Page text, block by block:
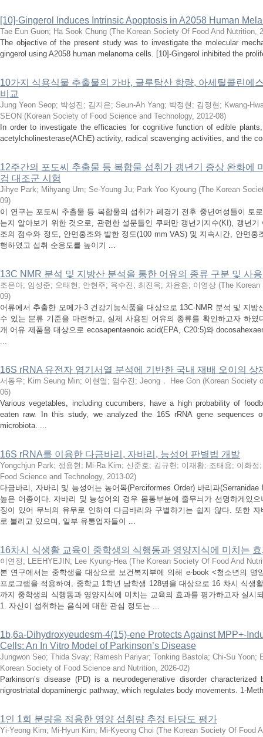
[10]-Gingerol Induces Intrinsic Apoptosis in A2058 Human
Tae Eun Guon; Ha Sook Chung (The Korean Society Of Food And Nutrition,
The objective of the present study was to investigate the molecular
gingerol using A2058 human melanoma cells. [10]-Gingerol inhibited the
10가지 식용식물 추출물의 가바, 글루탐산 함량, 아세틸콜린에
비교
Jung Yeon Seop; 박성진 ; 김지은; Seun-Ah Yang; 박정현 ; 김정현 ; Kwang-
SEON (Korean Society of Food Science and Technology, 2012-08)
In order to investigate the efficacies for cognitive function of edible
acetylcholinesterase(AChE) activity, radical scavenging activities, and the
12주간의 포도씨 추출물 등 복합물 섭취가 갱년기 증상 완화에
검 대조군 시험
Jihye Park; Mihyang Um; Se-Young Ju; Park Yoo Kyoung (The Korean
09)
이 연구는 포도씨 추출물 등 복합물의 섭취가 폐경기 전후 중년여성들이 토
는지 알아보기 위한 것으로, 관련한 설문들인 쿠퍼만 갱년기지수(KI), 갱년
조의 점수와 정도, 안면홍조와 발한 정도(100 mm VAS) 및 지속시간, 안면
행하였고 섭취 순응도를 높이기 ...
13C NMR 분석 및 지방산 분석을 통한 어유의 종류 구분 및 사
조은아; 임성준; 오태헌 ; 안현주; 육수진 ; 최진욱; 차윤환; 이영상 (The Korean
09)
어류에서 추출한 오메가-3 건강기능식품을 대상으로 13C-NMR 분석 및 지
수 있는 분류 기준을 마련하고, 실제 사용된 어유의 종류를 확인하고자 하
개 어유 제품을 대상으로 ecosapentaenoic acid(EPA, C20:5)와
...
16S rRNA 유전자 염기서열 분석에 기반한 국내 재배 오이의 상
서동우; Kim Seung Min; 이현열 ; 염수진 ; Jeong， Hee Gon (Korean Society
06)
Various vegetables, including cucumbers, have a high probability of
eaten raw. In this study, we analyzed the 16S rRNA gene sequences
microbiota. ...
16S rRNA를 이용한 다금바리, 자바리, 능성어 판별법 개발
Yongchjun Park; 정용현 ; Mi-Ra Kim; 신준호; 김규헌 ; 이재황; 조태용; 이화정
Food Science and Technology, 2013-02)
다금바리, 자바리 및 능성어는 농어목(Perciformes Order) 바리과
높은 어종이다. 자바리 및 능성어의 경우 몸통부분에 줄무늬가 선명하게있
징이 있어 무늬의 유무로 인하여 다금바리와 구별하기는 쉽지 않다. 또한
로 불리고 있으며, 일부 유통업자들이 ...
16차시 식생활 교육이 중학생의 식행동과 영양지식에 미치는
이연정 ; LEEHYEJIN; Lee Kyung-Hea (The Korean Society Of Food And
본 연구에서는 중학생을 대상으로 보건복지부에 의해 e-book <청소년의 영
프로그램을 적용하여, 중학교 1학년 남학생 128명을 대상으로 16 차시 식생
까지 중학생의 식행동과 영양지식에 미치는 교육의 효과를 평가하고자 실시
1. 자신이 섭취하는 음식에 대한 관심 정도는 ...
1b,6a-Dihydroxyeudesm-4(15)-ene Protects Against MPP+-
Cells: An In Vitro Model of Parkinson’s Disease
Jungwon Seo; Thida Svay; Ramesh Pariyar; Tonking Bastola; Chi-Su Yoon;
Korean Society of Food Science and Nutrition, 2026-02)
Parkinson’s disease (PD) is a neurodegenerative disorder
nigrostriatal dopaminergic pathway, which regulates body movements. 1-
1인 1회 분량을 적용한 영양 섭취량 추정 타당도 평가
Yi-Yeong Kim; Mi-Hyun Kim; Mi-Kyeong Choi (The Korean Society Of Food